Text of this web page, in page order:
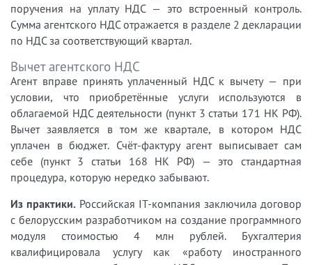
поручения на уплату НДС — это встроенный контроль.
Сумма агентского НДС отражается в разделе 2 декларации
по НДС за соответствующий квартал.
Вычет агентского НДС
Агент вправе принять уплаченный НДС к вычету — при
условии, что приобретённые услуги используются в
облагаемой НДС деятельности (пункт 3 статьи 171 НК РФ).
Вычет заявляется в том же квартале, в котором НДС
уплачен в бюджет. Счёт-фактуру агент выписывает сам
себе (пункт 3 статьи 168 НК РФ) — это стандартная
процедура, которую нередко забывают.
Из практики. Российская IT-компания заключила договор
с белорусским разработчиком на создание программного
модуля стоимостью 4 млн рублей. Бухгалтерия
квалифицировала услугу как «работу иностранного